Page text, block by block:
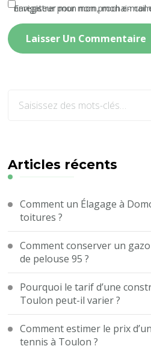
Enregistrer mon nom, mon e-mail et mon site dans le navigateur pour mon
?
Articles récents
Comment un Élagage à
toitures ?
Comment conserver un
de pelouse 95 ?
Pourquoi le tarif d’une
Toulon peut-il varier ?
Comment estimer le prix
tennis à Toulon ?